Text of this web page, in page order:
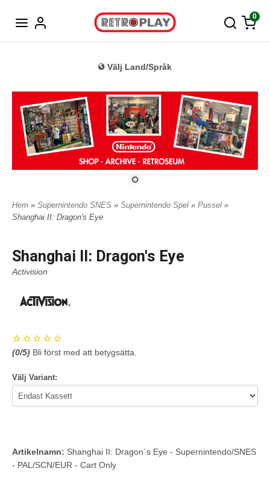
0
Välj Land/Språk
Hem » Supernintendo SNES » Supernintendo Spel » Pussel »
Shanghai II: Dragon's Eye
Shanghai II: Dragon's Eye
Activision
(0/5) Bli först med att betygsätta.
Välj Variant:
Artikelnamn: Shanghai II: Dragon´s Eye - Supernintendo/SNES
- PAL/SCN/EUR - Cart Only